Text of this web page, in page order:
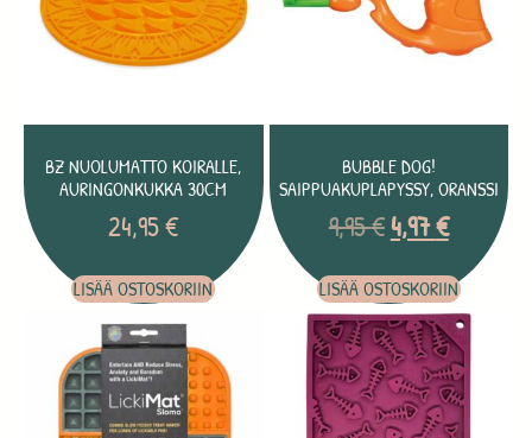
BZ NUOLUMATTO KOIRALLE,
AURINGONKUKKA 30CM
24,95€
LISÄÄ OSTOSKORIIN
BUBBLE DOG!
SAIPPUAKUPLAPYSSY, ORANSSI
9,95€4,97€
LISÄÄ OSTOSKORIIN